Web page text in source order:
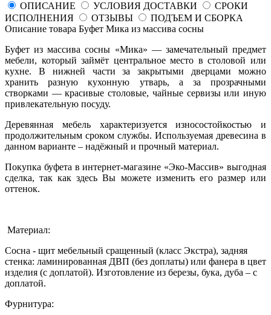
ОПИСАНИЕ
УСЛОВИЯ ДОСТАВКИ
СРОКИ
ИСПОЛНЕНИЯ
ОТЗЫВЫ
ПОДЪЕМ И СБОРКА
Описание товара Буфет Мика из массива сосны
Буфет из массива сосны «Мика» — замечательный предмет
мебели, который займёт центральное место в столовой или
кухне. В нижней части за закрытыми дверцами можно
хранить разную кухонную утварь, а за прозрачными
створками — красивые столовые, чайные сервизы или иную
привлекательную посуду.
Деревянная мебель характеризуется износостойкостью и
продолжительным сроком службы. Используемая древесина в
данном варианте – надёжный и прочный материал.
Покупка буфета в интернет-магазине «Эко-Массив» выгодная
сделка, так как здесь Вы можете изменить его размер или
оттенок.
Материал:
Сосна - щит мебельный сращенный (класс Экстра), задняя
стенка: ламинированная ДВП (без доплаты) или фанера в цвет
изделия (с доплатой). Изготовление из березы, бука, дуба – с
доплатой.
Фурнитура: